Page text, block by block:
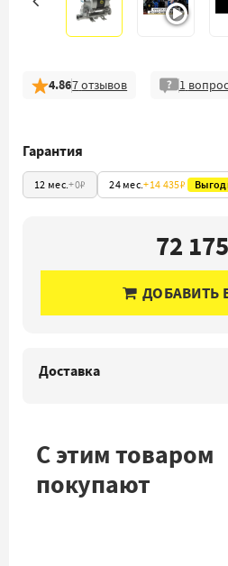
4.867отзывов 1 вопрос
Гарантия
12 мес.+0₽ 24 мес.+14 435₽
72
ДОБАВИТЬ
Доставка
С этим товаром
покупают